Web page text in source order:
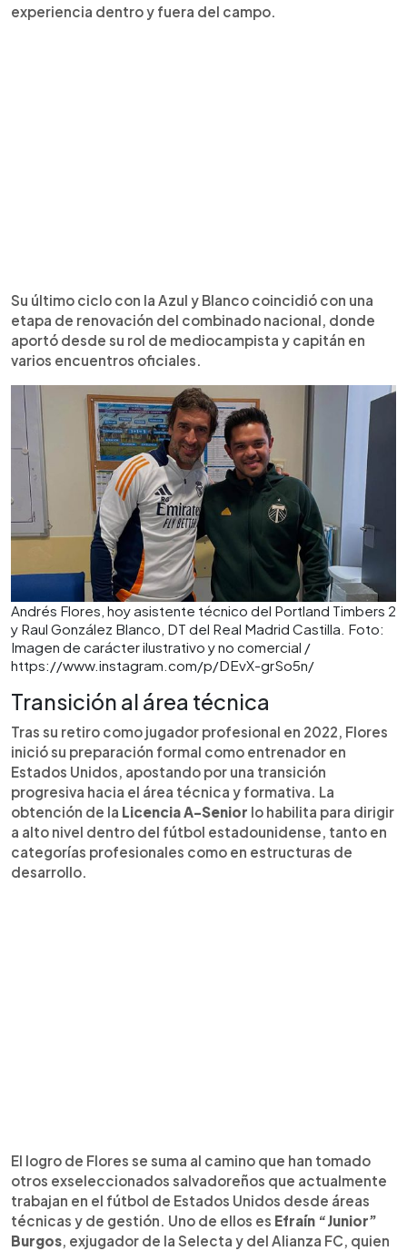
experiencia dentro y fuera del campo.
Su último ciclo con la Azul y Blanco coincidió con una
etapa de renovación del combinado nacional, donde
aportó desde su rol de mediocampista y capitán en
varios encuentros oficiales.
Andrés Flores, hoy asistente técnico del Portland Timbers 2
y Raul González Blanco, DT del Real Madrid Castilla. Foto:
Imagen de carácter ilustrativo y no comercial /
https://www.instagram.com/p/DEvX-grSo5n/
Transición al área técnica
Tras su retiro como jugador profesional en 2022, Flores
inició su preparación formal como entrenador en
Estados Unidos, apostando por una transición
progresiva hacia el área técnica y formativa. La
obtención de la Licencia A-Senior lo habilita para dirigir
a alto nivel dentro del fútbol estadounidense, tanto en
categorías profesionales como en estructuras de
desarrollo.
El logro de Flores se suma al camino que han tomado
otros exseleccionados salvadoreños que actualmente
trabajan en el fútbol de Estados Unidos desde áreas
técnicas y de gestión. Uno de ellos es Efraín “Junior”
Burgos, exjugador de la Selecta y del Alianza FC, quien